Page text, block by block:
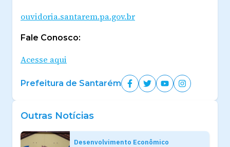
ouvidoria.santarem.pa.gov.br
Fale Conosco:
Acesse aqui
Prefeitura de Santarém
Outras Notícias
Desenvolvimento Econômico